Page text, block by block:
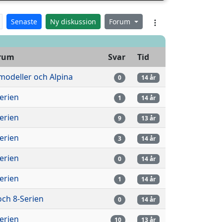
Senaste Ny diskussion Forum
Svar
Tid
och Alpina
0 14 år
1 14 år
9 13 år
3 14 år
0 14 år
1 14 år
8-Serien 0 14 år
10 13 år